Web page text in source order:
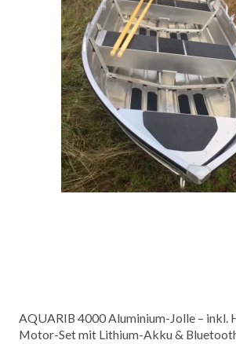
AQUARIB 4000 Aluminium-Jolle – inkl.
Motor-Set mit Lithium-Akku &